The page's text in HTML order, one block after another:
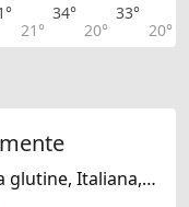
21°
34°
20°
33°
20°
Piatti biologici, Senza glutine, Italiana, Mediterranea